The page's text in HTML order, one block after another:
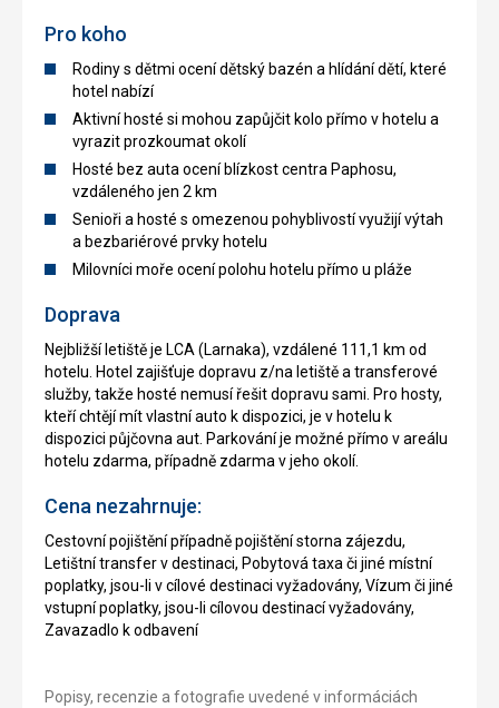
Pro koho
Rodiny s dětmi ocení dětský bazén a hlídání dětí, které
hotel nabízí
Aktivní hosté si mohou zapůjčit kolo přímo v hotelu a
vyrazit prozkoumat okolí
Hosté bez auta ocení blízkost centra Paphosu,
vzdáleného jen 2 km
Senioři a hosté s omezenou pohyblivostí využijí výtah
a bezbariérové prvky hotelu
Milovníci moře ocení polohu hotelu přímo u pláže
Doprava
Nejbližší letiště je LCA (Larnaka), vzdálené 111,1 km od
hotelu. Hotel zajišťuje dopravu z/na letiště a transferové
služby, takže hosté nemusí řešit dopravu sami. Pro hosty,
kteří chtějí mít vlastní auto k dispozici, je v hotelu k
dispozici půjčovna aut. Parkování je možné přímo v areálu
hotelu zdarma, případně zdarma v jeho okolí.
Cena nezahrnuje:
Cestovní pojištění případně pojištění storna zájezdu,
Letištní transfer v destinaci, Pobytová taxa či jiné místní
poplatky, jsou-li v cílové destinaci vyžadovány, Vízum či jiné
vstupní poplatky, jsou-li cílovou destinací vyžadovány,
Zavazadlo k odbavení
Popisy, recenzie a fotografie uvedené v informáciách